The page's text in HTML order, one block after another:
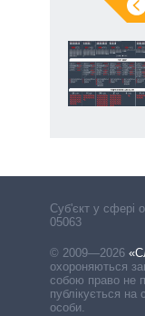
Cуб'єкт у сфері
05063
© 2009—2026
охороняються
собою право не
публікується на
особи.